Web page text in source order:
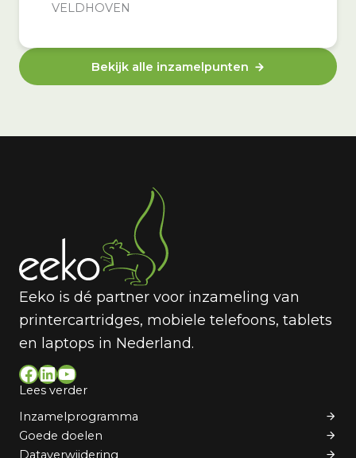
VELDHOVEN
Bekijk alle inzamelpunten
Eeko is dé partner voor inzameling van
printercartridges, mobiele telefoons, tablets
en laptops in Nederland.
Facebook LinkedIn YouTube
Lees verder
Inzamelprogramma
Goede doelen